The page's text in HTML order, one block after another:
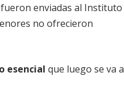
enviadas al Instituto
no ofrecieron
esencial que luego se va a